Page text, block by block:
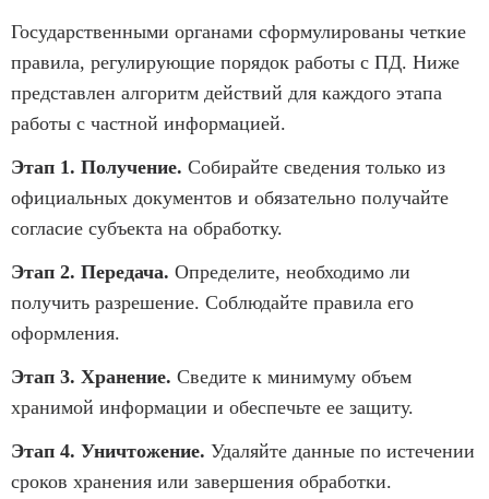
Государственными органами сформулированы четкие
правила, регулирующие порядок работы с ПД. Ниже
представлен алгоритм действий для каждого этапа
работы с частной информацией.
Этап 1. Получение. Собирайте сведения только из
официальных документов и обязательно получайте
согласие субъекта на обработку.
Этап 2. Передача. Определите, необходимо ли
получить разрешение. Соблюдайте правила его
оформления.
Этап 3. Хранение. Сведите к минимуму объем
хранимой информации и обеспечьте ее защиту.
Этап 4. Уничтожение. Удаляйте данные по истечении
сроков хранения или завершения обработки.